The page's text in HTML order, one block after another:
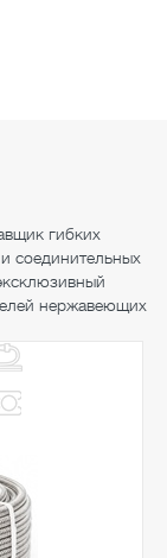
гибких
соединительных
нержавеющих